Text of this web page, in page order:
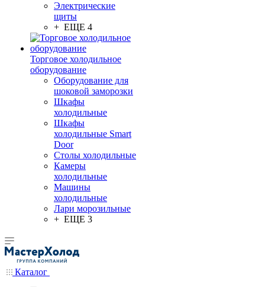
Электрические
щиты
+ ЕЩЕ 4
Торговое холодильное
оборудование
Оборудование для
шоковой заморозки
Шкафы
холодильные
Шкафы
холодильные Smart
Door
Столы холодильные
Камеры
холодильные
Машины
холодильные
Лари морозильные
+ ЕЩЕ 3
Каталог